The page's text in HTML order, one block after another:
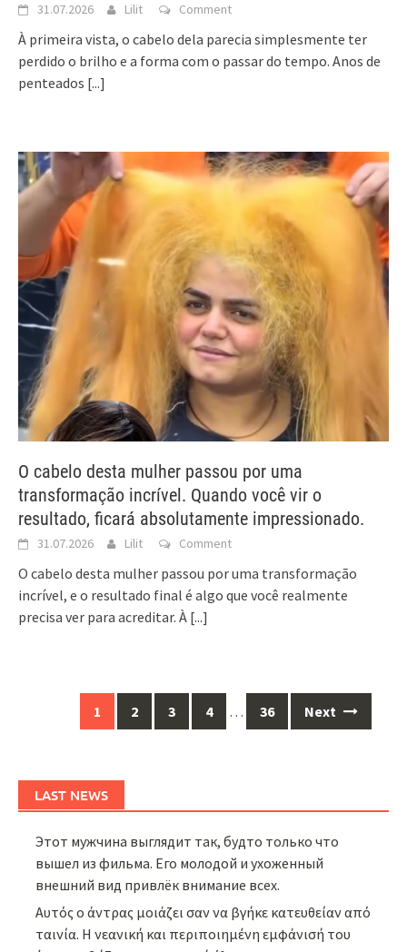
31.07.2026 Lilit Comment
À primeira vista, o cabelo dela parecia simplesmente ter
perdido o brilho e a forma com o passar do tempo. Anos de
penteados [...]
O cabelo desta mulher passou por uma
transformação incrível. Quando você vir o
resultado, ficará absolutamente impressionado.
31.07.2026 Lilit Comment
O cabelo desta mulher passou por uma transformação
incrível, e o resultado final é algo que você realmente
precisa ver para acreditar. À [...]
navigation
1 2 3 4 … 36 Next
LAST NEWS
Этот мужчина выглядит так, будто только что
вышел из фильма. Его молодой и ухоженный
внешний вид привлёк внимание всех.
Αυτός ο άντρας μοιάζει σαν να βγήκε κατευθείαν από
ταινία. Η νεανική και περιποιημένη εμφάνισή του